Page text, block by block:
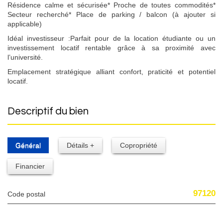
Résidence calme et sécurisée* Proche de toutes commodités*
Secteur recherché* Place de parking / balcon (à ajouter si
applicable)
Idéal investisseur :Parfait pour de la location étudiante ou un
investissement locatif rentable grâce à sa proximité avec
l’université.
Emplacement stratégique alliant confort, praticité et potentiel
locatif.
descriptif du bien
Général Détails + Copropriété
Financier
Code postal 97120